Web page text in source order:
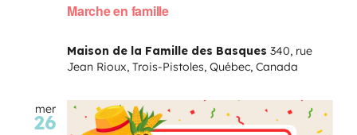
Marche en famille
Maison de la Famille des Basques 340, rue
Jean Rioux, Trois-Pistoles, Québec, Canada
mer
26